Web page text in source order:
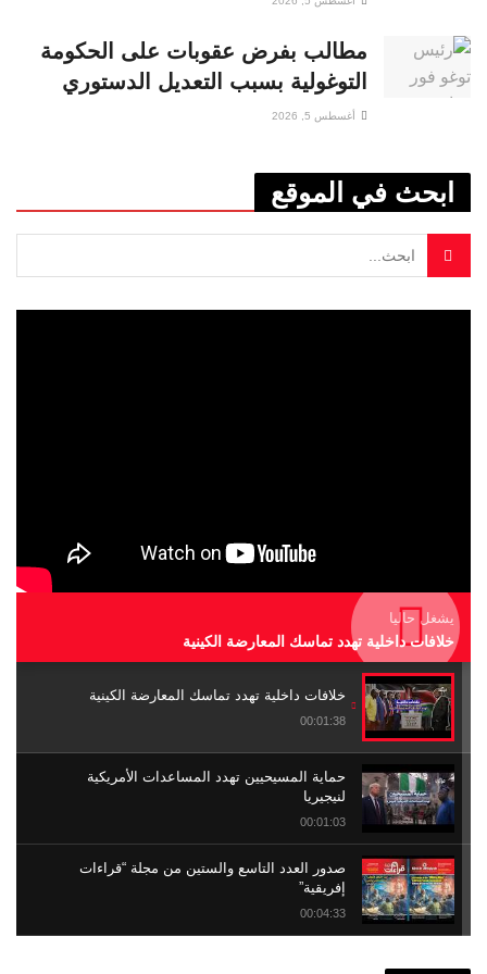
مطالب بفرض عقوبات على الحكومة
التوغولية بسبب التعديل الدستوري
أغسطس 5, 2026
ابحث في الموقع
يشغل حاليا
خلافات داخلية تهدد تماسك المعارضة الكينية
خلافات داخلية تهدد تماسك المعارضة الكينية
00:01:38
حماية المسيحيين تهدد المساعدات الأمريكية
لنيجيريا
00:01:03
صدور العدد التاسع والستين من مجلة “قراءات
إفريقية”
00:04:33